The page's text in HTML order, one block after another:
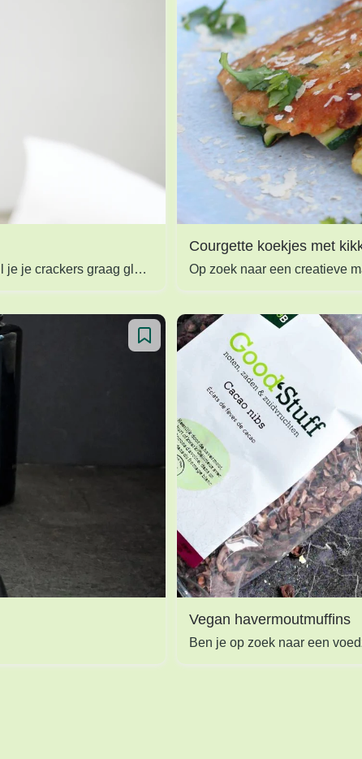
Wil je zeker weten dat jouw crackers alleen maar gemaakt zijn met natuurlijke ingrediënten? Of wil je je crackers graag glutenvrij? Met ons vezelrijke cracker recept kan je in een handomdraai je eigen gezonde crackers maken.
Courgette koekjes met
Vegan havermoutmuffins